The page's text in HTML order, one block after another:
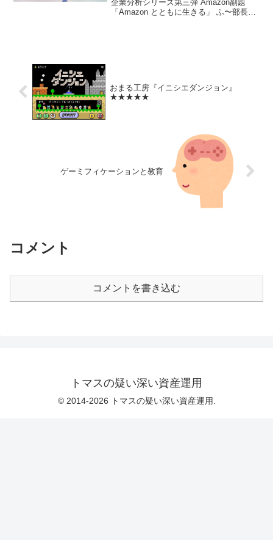
企業分析シリーズ第三弾 Amazon副題
「Amazon とともに生きる」 ふ〜部長
おまる工房『イニシエダンジョン』
★★★★★
ゲーミフィケーションと教育
コメント
コメントを書き込む
トマスの疑い深い資産運用
© 2014-2026 トマスの疑い深い資産運用.